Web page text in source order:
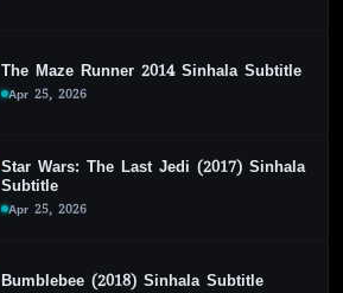
The Maze Runner 2014 Sinhala Subtitle
Apr 25, 2026
Star Wars: The Last Jedi (2017) Sinhala
Subtitle
Apr 25, 2026
Bumblebee (2018) Sinhala Subtitle